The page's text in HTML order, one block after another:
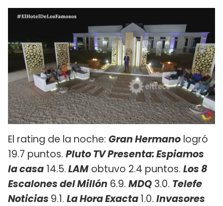
El rating de la noche: Gran Hermano logró
19.7 puntos. Pluto TV Presenta: Espiamos
la casa 14.5.LAM obtuvo 2.4 puntos. Los 8
Escalones del Millón 6.9. MDQ 3.0. Telefe
Noticias 9.1. La Hora Exacta1.0. Invasores